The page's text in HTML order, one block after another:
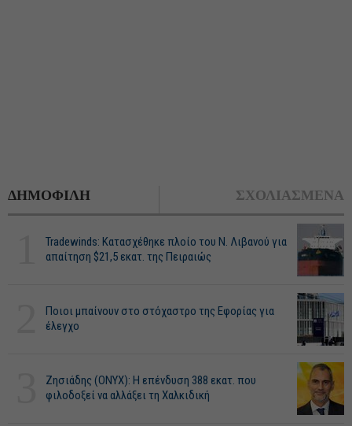
ΔΗΜΟΦΙΛΗ ΣΧΟΛΙΑΣΜΕΝΑ
Tradewinds: Κατασχέθηκε πλοίο του Ν. Λιβανού για
απαίτηση $21,5 εκατ. της Πειραιώς
Ποιοι μπαίνουν στο στόχαστρο της Εφορίας για
έλεγχο
Ζησιάδης (ONYX): Η επένδυση 388 εκατ. που
φιλοδοξεί να αλλάξει τη Χαλκιδική